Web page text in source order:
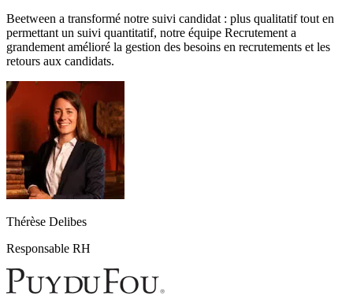
Beetween a transformé notre suivi candidat : plus qualitatif tout en
permettant un suivi quantitatif, notre équipe Recrutement a
grandement amélioré la gestion des besoins en recrutements et les
retours aux candidats.
Thérèse Delibes
Responsable RH